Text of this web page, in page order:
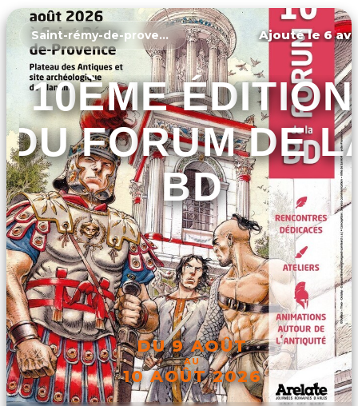
Saint-rémy-de-provence Ajouté le 6
10ÈME ÉDITION
DU FORUM DE
BD
DU 9 AOÛT
AU
10 AOÛT 2026